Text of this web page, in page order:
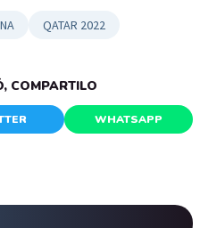
QATAR 2022
COMPARTILO
WHATSAPP